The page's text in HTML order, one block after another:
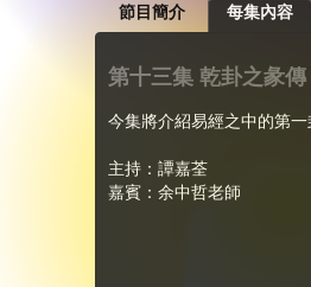
節目簡介 每集內容
第十三集 乾卦之彖傳
今集將介紹易經之中的第
主持：譚嘉荃
嘉賓：余中哲老師